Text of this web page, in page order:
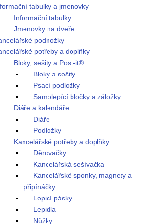
tabulky a jmenovky
Informační tabulky
Jmenovky na dveře
podnožky
potřeby a doplňky
Bloky, sešity a Post-it®
Bloky a sešity
Psací podložky
Samolepící bločky a záložky
Diáře a kalendáře
Diáře
Podložky
Kancelářské potřeby a doplňky
Děrovačky
Kancelářská sešívačka
Kancelářské sponky, magnety a
připínáčky
Lepicí pásky
Lepidla
Nůžky